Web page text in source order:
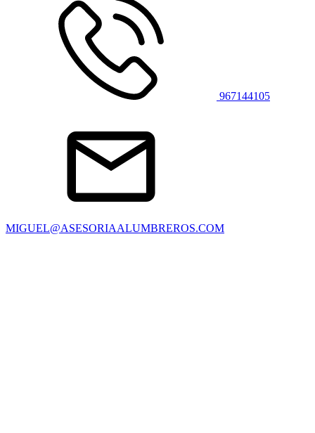
967144105
MIGUEL@ASESORIAALUMBREROS.COM